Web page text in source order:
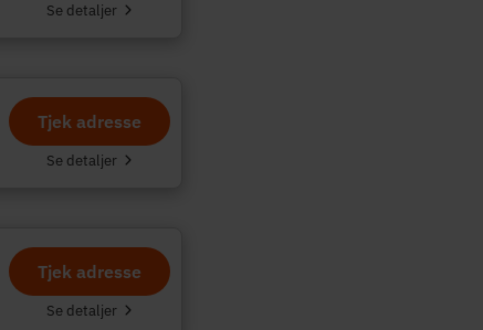
Se detaljer
Tjek adresse
Se detaljer
Tjek adresse
Se detaljer